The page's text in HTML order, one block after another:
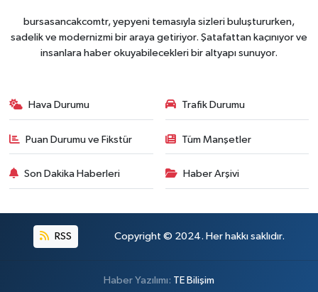
bursasancakcomtr, yepyeni temasıyla sizleri buluştururken,
sadelik ve modernizmi bir araya getiriyor. Şatafattan kaçınıyor ve
insanlara haber okuyabilecekleri bir altyapı sunuyor.
Hava Durumu Trafik Durumu
Puan Durumu ve Fikstür Tüm Manşetler
Son Dakika Haberleri Haber Arşivi
RSS Copyright © 2024. Her hakkı saklıdır.
Haber Yazılımı: TE Bilişim